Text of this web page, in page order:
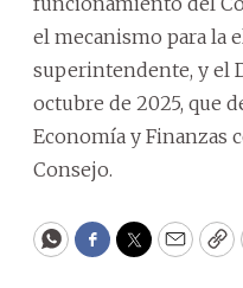
el mecanismo para la
superintendente, y el
octubre de 2025, que
Economía y Finanzas
Consejo.
WhatsApp
Facebook
Twitter
Email